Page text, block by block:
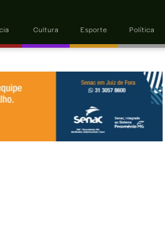
Cultura Esporte Política